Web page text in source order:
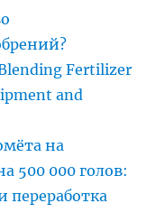
Fertilizer
and
на
500 000 голов: